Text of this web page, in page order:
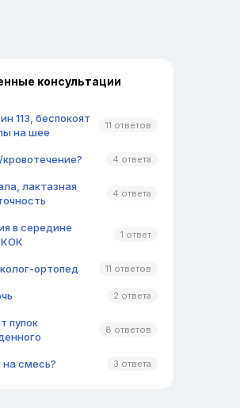
консультации
113, беспокоят
на шее
11 ответов
4 ответа
лактазная
4 ответа
в середине
КОК
1 ответ
ортопед 11 ответов
2 ответа
пупок
8 ответов
на смесь? 3 ответа